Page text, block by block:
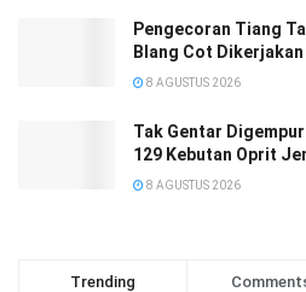
Pengecoran Tiang
Blang Cot
8 AGUSTUS 2026
Tak Gentar
129 Kebutan Oprit
8 AGUSTUS 2026
Trending